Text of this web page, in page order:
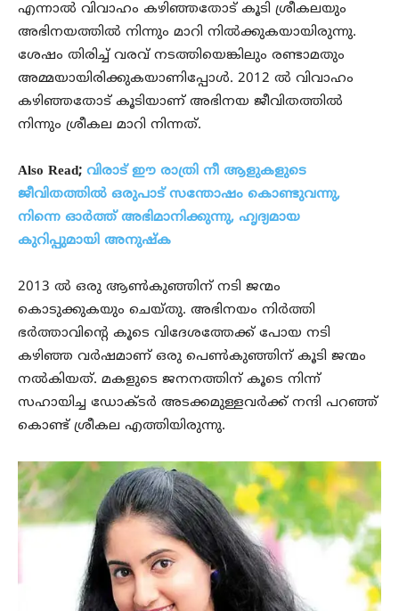
എന്നാല്‍ വിവാഹം കഴിഞ്ഞതോട് കൂടി ശ്രീകലയും
അഭിനയത്തില്‍ നിന്നും മാറി നില്‍ക്കുകയായിരുന്നു.
ശേഷം തിരിച്ച് വരവ് നടത്തിയെങ്കിലും രണ്ടാമതും
അമ്മയായിരിക്കുകയാണിപ്പോള്‍. 2012 ല്‍ വിവാഹം
കഴിഞ്ഞതോട് കൂടിയാണ് അഭിനയ ജീവിതത്തില്‍
നിന്നും ശ്രീകല മാറി നിന്നത്.
Also Read; വിരാട് ഈ രാത്രി നീ ആളുകളുടെ
ജീവിതത്തില്‍ ഒരുപാട് സന്തോഷം കൊണ്ടുവന്നു,
നിന്നെ ഓര്‍ത്ത് അഭിമാനിക്കുന്നു, ഹൃദ്യമായ
കുറിപ്പുമായി അനുഷ്‌ക
2013 ല്‍ ഒരു ആണ്‍കുഞ്ഞിന് നടി ജന്മം
കൊടുക്കുകയും ചെയ്തു. അഭിനയം നിര്‍ത്തി
ഭര്‍ത്താവിന്റെ കൂടെ വിദേശത്തേക്ക് പോയ നടി
കഴിഞ്ഞ വര്‍ഷമാണ് ഒരു പെണ്‍കുഞ്ഞിന് കൂടി ജന്മം
നല്‍കിയത്. മകളുടെ ജനനത്തിന് കൂടെ നിന്ന്
സഹായിച്ച ഡോക്ടര്‍ അടക്കമുള്ളവര്‍ക്ക് നന്ദി പറഞ്ഞ്
കൊണ്ട് ശ്രീകല എത്തിയിരുന്നു.